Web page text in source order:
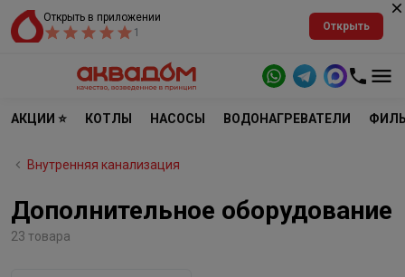
Открыть в приложении
1
Открыть
АКЦИИ ⭐ КОТЛЫ НАСОСЫ ВОДОНАГРЕВАТЕЛИ
Внутренняя канализация
Дополнительное оборудование
23 товара